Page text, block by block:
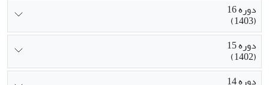
دوره 16
(1403)
دوره 15
(1402)